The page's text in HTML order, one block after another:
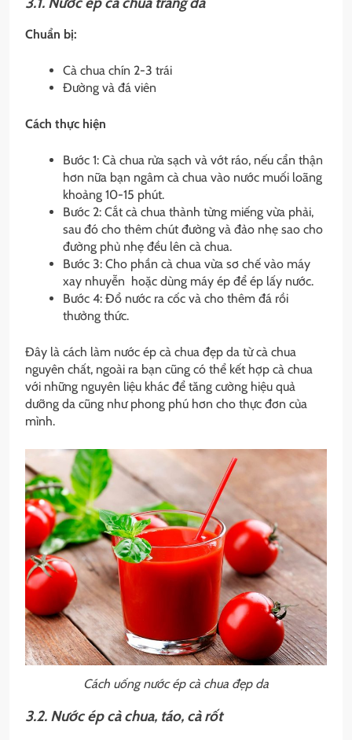
Chuẩn bị:
Cà chua chín 2-3 trái
Đường và đá viên
Cách thực hiện
Bước 1: Cà chua rửa sạch và vớt ráo, nếu cẩn thận
hơn nữa bạn ngâm cà chua vào nước muối loãng
khoảng 10-15 phút.
Bước 2: Cắt cà chua thành từng miếng vừa phải,
sau đó cho thêm chút đường và đảo nhẹ sao cho
đường phủ nhẹ đều lên cà chua.
Bước 3: Cho phần cà chua vừa sơ chế vào máy
xay nhuyễn hoặc dùng máy ép để ép lấy nước.
Bước 4: Đổ nước ra cốc và cho thêm đá rồi
thưởng thức.
Đây là cách làm nước ép cà chua đẹp da từ cà chua
nguyên chất, ngoài ra bạn cũng có thể kết hợp cà chua
với những nguyên liệu khác để tăng cường hiệu quả
dưỡng da cũng như phong phú hơn cho thực đơn của
mình.
Cách uống nước ép cà chua đẹp da
3.2. Nước ép cà chua, táo, cà rốt